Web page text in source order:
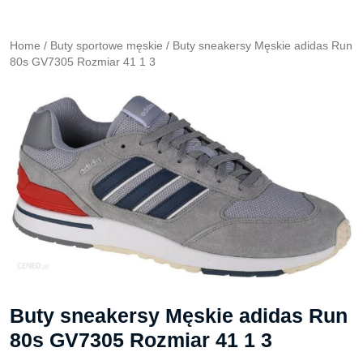
Home / Buty sportowe męskie / Buty sneakersy Męskie adidas Run
80s GV7305 Rozmiar 41 1 3
Buty sneakersy Męskie adidas Run
80s GV7305 Rozmiar 41 1 3